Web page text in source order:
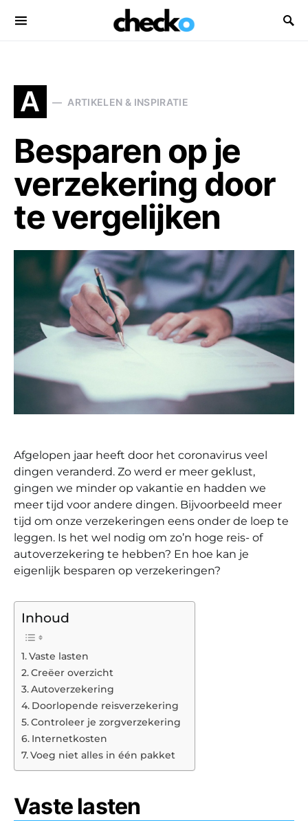
Search for:
A ARTIKELEN & INSPIRATIE
Besparen op je
verzekering door
te vergelijken
Afgelopen jaar heeft door het coronavirus veel
dingen veranderd. Zo werd er meer geklust,
gingen we minder op vakantie en hadden we
meer tijd voor andere dingen. Bijvoorbeeld meer
tijd om onze verzekeringen eens onder de loep te
leggen. Is het wel nodig om zo’n hoge reis- of
autoverzekering te hebben? En hoe kan je
eigenlijk besparen op verzekeringen?
Inhoud
Vaste lasten
Creëer overzicht
Autoverzekering
Doorlopende reisverzekering
Controleer je zorgverzekering
Internetkosten
Voeg niet alles in één pakket
Vaste lasten